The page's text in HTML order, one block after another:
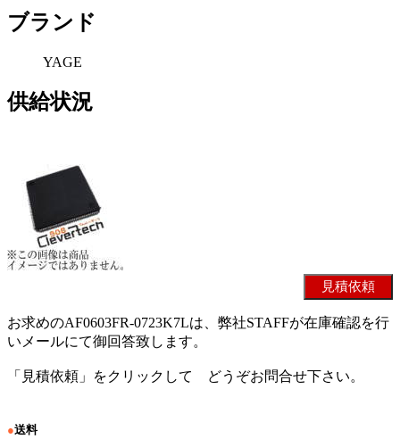
ブランド
YAGE
供給状況
お求めのAF0603FR-0723K7Lは、弊社STAFFが在庫確認を行
いメールにて御回答致します。
「見積依頼」をクリックして どうぞお問合せ下さい。
●送料